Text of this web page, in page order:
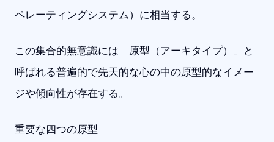
ペレーティングシステム）に相当する。
この集合的無意識には「原型（アーキタイプ）」と
呼ばれる普遍的で先天的な心の中の原型的なイメー
ジや傾向性が存在する。
重要な四つの原型